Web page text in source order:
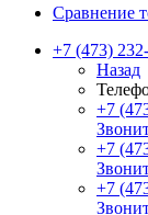
Сравнение
+7 (473)
Назад
+7
+7
+7